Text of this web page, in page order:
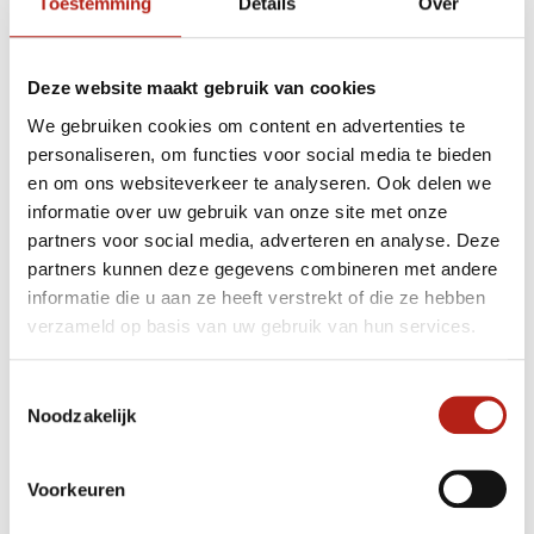
Deze website maakt gebruik van cookies
We gebruiken cookies om content en advertenties te
personaliseren, om functies voor social media te bieden
en om ons websiteverkeer te analyseren. Ook delen we
informatie over uw gebruik van onze site met onze
partners voor social media, adverteren en analyse. Deze
partners kunnen deze gegevens combineren met andere
informatie die u aan ze heeft verstrekt of die ze hebben
verzameld op basis van uw gebruik van hun services.
Noodzakelijk
Voorkeuren
ontwikkelen van het Karate.
zei Funakoshi dat die naam door zijn leerlingen aan het
Karate was gegeven en niet door hemzelf. Funakoshi
was in principe tegen stijlnamen zoals we in zijn boek
Karate Nyumon kunnen lezen.
Voor Funakoshi was elke stijl gewoon Karate.
Toch kent men bij het karate inmiddels verschillende
stijlen. Met ieder hun eigen regels De
Federation of All
Japan Karatedo Organization
Goju-ryu